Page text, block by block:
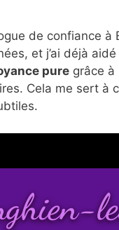
de confiance à
et j’ai déjà aidé
pure grâce à
Cela me sert à